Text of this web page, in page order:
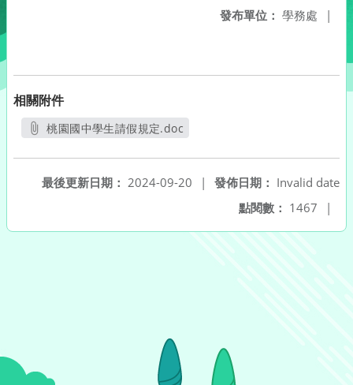
發布單位： 學務處 |
相關附件
桃園國中學生請假規定.doc
發佈日期： Invalid date
最後更新日期： 2024-09-20
|
點閱數： 1467 |